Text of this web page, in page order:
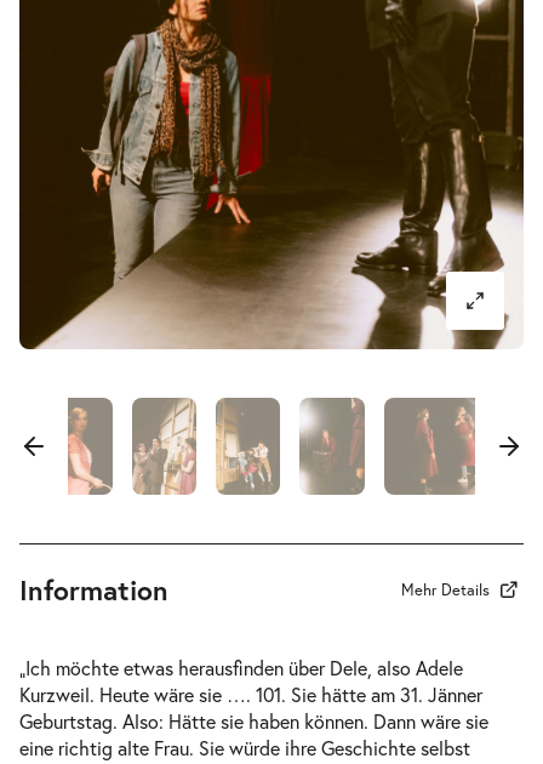
Der Koffer der Adele Kurzweil -
Mi.
31.03.2027
Mi. 31.03.2027
10:30–12:10 Uhr
Der Koffer der Adele Kurzweil-
Mi.
31.03.2027
Mi. 31.03.2027
Ausverkauft
Do.
01.04.2027
10:30–12:10 Uhr
Ausverkauft
Der Koffer der Adele Kurzweil-
Information Mehr Details
„Ich möchte etwas herausfinden über Dele, also Adele
Kurzweil. Heute wäre sie …. 101. Sie hätte am 31. Jänner
Geburtstag. Also: Hätte sie haben können. Dann wäre sie
eine richtig alte Frau. Sie würde ihre Geschichte selbst